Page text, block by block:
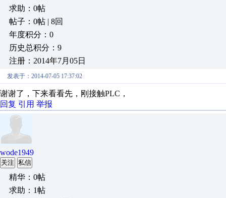
求助：0帖
帖子：0帖 | 8回
年度积分：0
历史总积分：9
注册：2014年7月05日
发表于：2014-07-05 17:37:02
谢谢了，下来看看先，刚接触PLC，
回复 引用 举报
wode1949
关注 私信
精华：0帖
求助：1帖